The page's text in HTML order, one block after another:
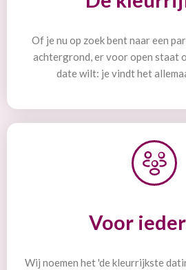
Of je nu op zoek bent naar een
achtergrond, er voor open staat
date wilt: je vindt het
Voor
Wij noemen het 'de kleurrijkste